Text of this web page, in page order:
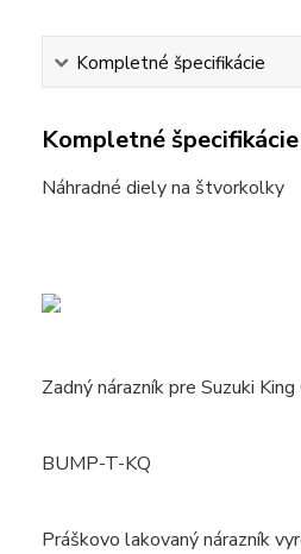
Kompletné špecifikácie
Kompletné špecifikácie
Náhradné diely na štvorkolky
Zadný nárazník pre Suzuki
BUMP-T-KQ
Práškovo lakovaný nárazník